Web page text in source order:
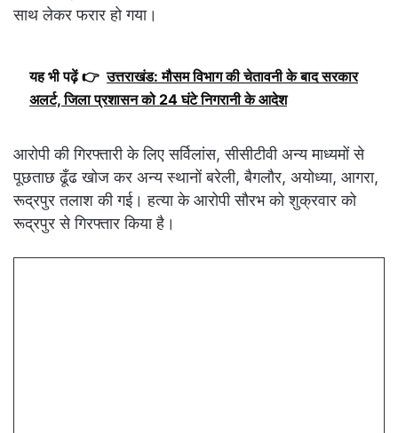
साथ लेकर फरार हो गया।
यह भी पढ़ें 👉 उत्तराखंड: मौसम विभाग की चेतावनी के बाद सरकार
अलर्ट, जिला प्रशासन को 24 घंटे निगरानी के आदेश
आरोपी की गिरफ्तारी के लिए सर्विलांस, सीसीटीवी अन्य माध्यमों से
पूछताछ ढूँढ खोज कर अन्य स्थानों बरेली, बैगलौर, अयोध्या, आगरा,
रूद्रपुर तलाश की गई। हत्या के आरोपी सौरभ को शुक्रवार को
रूद्रपुर से गिरफ्तार किया है।